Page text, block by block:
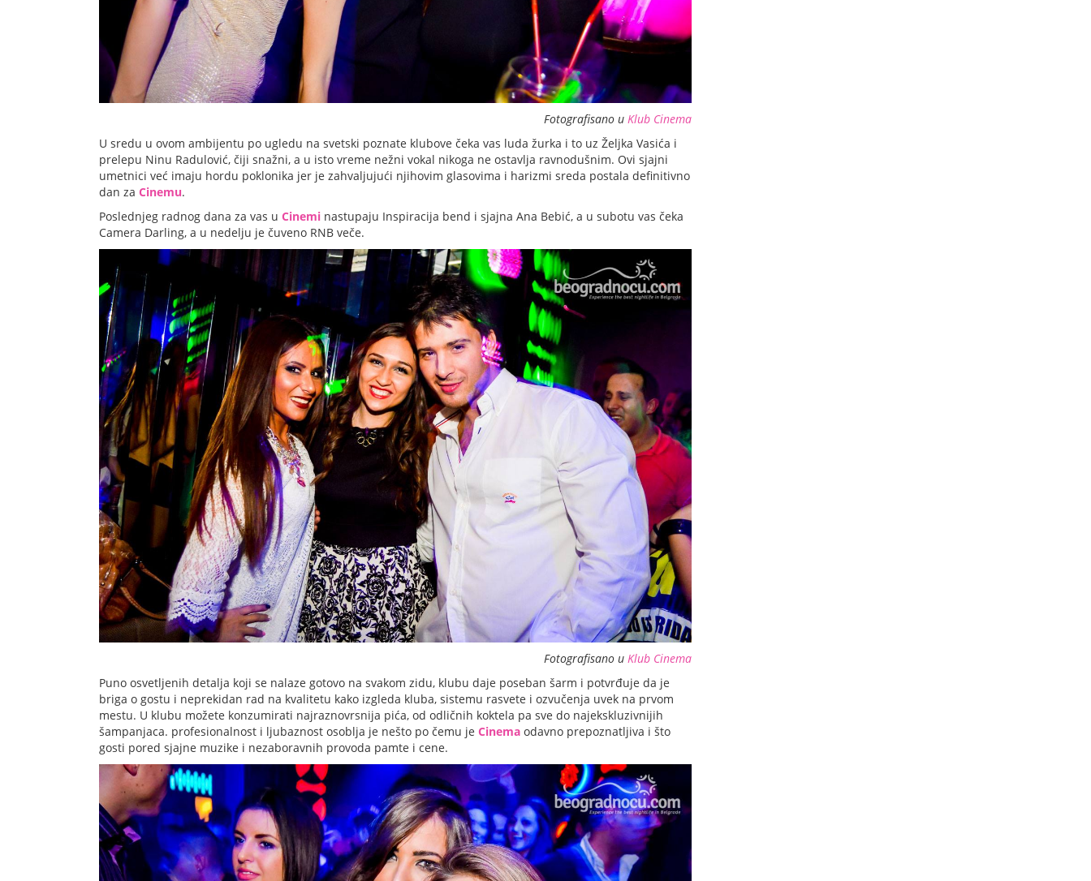
Fotografisano u Klub Cinema
U sredu u ovom ambijentu po ugledu na svetski poznate klubove čeka vas luda žurka i to uz Željka Vasića i
prelepu Ninu Radulović, čiji snažni, a u isto vreme nežni vokal nikoga ne ostavlja ravnodušnim. Ovi sjajni
umetnici već imaju hordu poklonika jer je zahvaljujući njihovim glasovima i harizmi sreda postala definitivno
dan za Cinemu.
Poslednjeg radnog dana za vas u Cinemi nastupaju Inspiracija bend i sjajna Ana Bebić, a u subotu vas čeka
Camera Darling, a u nedelju je čuveno RNB veče.
Fotografisano u Klub Cinema
Puno osvetljenih detalja koji se nalaze gotovo na svakom zidu, klubu daje poseban šarm i potvrđuje da je
briga o gostu i neprekidan rad na kvalitetu kako izgleda kluba, sistemu rasvete i ozvučenja uvek na prvom
mestu. U klubu možete konzumirati najraznovrsnija pića, od odličnih koktela pa sve do najekskluzivnijih
šampanjaca. profesionalnost i ljubaznost osoblja je nešto po čemu je Cinema odavno prepoznatljiva i što
gosti pored sjajne muzike i nezaboravnih provoda pamte i cene.